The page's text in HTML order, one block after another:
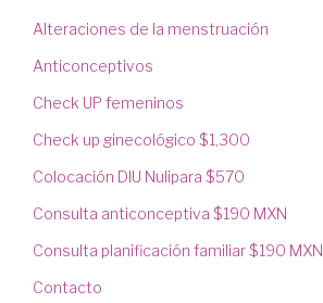
Alteraciones de la menstruación
Anticonceptivos
Check UP femeninos
Check up ginecológico $1,300
Colocación DIU Nulipara $570
Consulta anticonceptiva $190 MXN
Consulta planificación familiar $190 MXN
Contacto